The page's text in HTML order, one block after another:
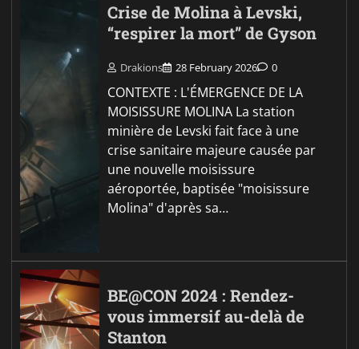
Crise de Molina à Levski,
“respirer la mort” de Gyson
Drakions 28 February 2026 0
CONTEXTE : L'ÉMERGENCE DE LA
MOISISSURE MOLINA La station
minière de Levski fait face à une
crise sanitaire majeure causée par
une nouvelle moisissure
aéroportée, baptisée "moisissure
Molina" d'après sa…
BE@CON 2024 : Rendez-
vous immersif au-delà de
Stanton